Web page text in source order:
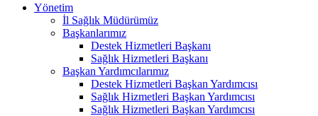
Yönetim
İl Sağlık Müdürümüz
Başkanlarımız
Destek Hizmetleri Başkanı
Sağlık Hizmetleri Başkanı
Başkan Yardımcılarımız
Destek Hizmetleri Başkan Yardımcısı
Sağlık Hizmetleri Başkan Yardımcısı
Sağlık Hizmetleri Başkan Yardımcısı